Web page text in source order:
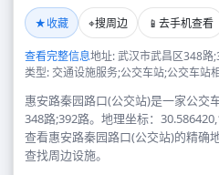
★收藏 ⌖搜周边 📱 去手机查看
查看完整信息地址: 武汉市武昌区348路
类型: 交通设施服务;公交车站;公交车站
惠安路秦园路口(公交站)是一家公交
348路;392路。地理坐标：
查看惠安路秦园路口(公交站)的精确
查找周边设施。